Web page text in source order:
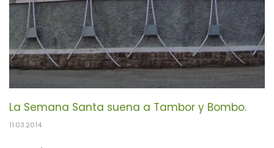
La Semana Santa suena a Tambor y Bombo.
11.03.2014